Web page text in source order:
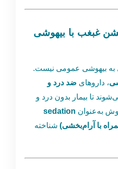
غبغب با بیهوشی
به بیهوشی عمومی نیست.
، داروهای ضد درد و
تا بیمار بدون درد و
به‌عنوان sedation
شناخته